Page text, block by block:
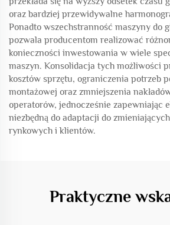
oraz bardziej przewidywalne
Ponadto wszechstranność maszyny do
pozwala producentom realizować
konieczności inwestowania w wiele
maszyn. Konsolidacja tych możliwości
kosztów sprzętu, ograniczenia potrzeb
montażowej oraz zmniejszenia
operatorów, jednocześnie zapewniając
niezbędną do adaptacji do
rynkowych i klientów.
Praktyczne